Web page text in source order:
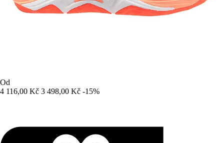
Od
4 116,00 Kč 3 498,00 Kč -15%